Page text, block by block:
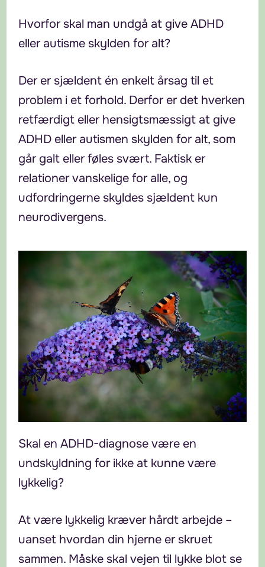
Hvorfor skal man undgå at give ADHD
eller autisme skylden for alt?
Der er sjældent én enkelt årsag til et
problem i et forhold. Derfor er det hverken
retfærdigt eller hensigtsmæssigt at give
ADHD eller autismen skylden for alt, som
går galt eller føles svært. Faktisk er
relationer vanskelige for alle, og
udfordringerne skyldes sjældent kun
neurodivergens.
Skal en ADHD-diagnose være en
undskyldning for ikke at kunne være
lykkelig?
At være lykkelig kræver hårdt arbejde –
uanset hvordan din hjerne er skruet
sammen. Måske skal vejen til lykke blot se